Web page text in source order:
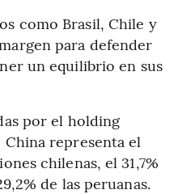
como Brasil, Chile y
para defender
un equilibrio en sus
por el holding
representa el
chilenas, el 31,7%
de las peruanas.